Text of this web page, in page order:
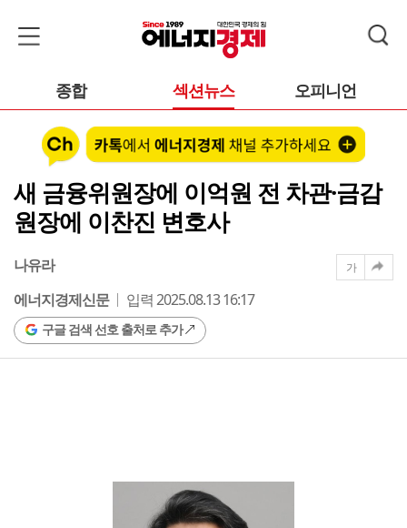
종합 섹션뉴스 오피니언
새 금융위원장에 이억원 전 차관·금감
원장에 이찬진 변호사
나유라
에너지경제신문
입력 2025.08.13 16:17
구글 검색 선호 출처로 추가
가